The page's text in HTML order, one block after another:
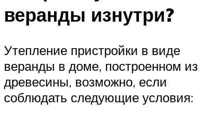
веранды изнутри?
Утепление пристройки в виде
веранды в доме, построенном из
древесины, возможно, если
соблюдать следующие условия: